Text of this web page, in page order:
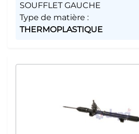
SOUFFLET GAUCHE
Type de matière :
THERMOPLASTIQUE